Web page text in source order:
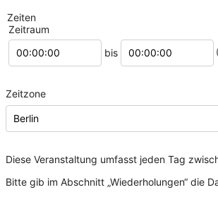
Zeiten
Zeitraum
Startzeitpunkt
bis
Endzeitpunkt
Zeitzone
Diese Veranstaltung umfasst jeden Tag
Bitte gib im Abschnitt „Wiederholungen“ die